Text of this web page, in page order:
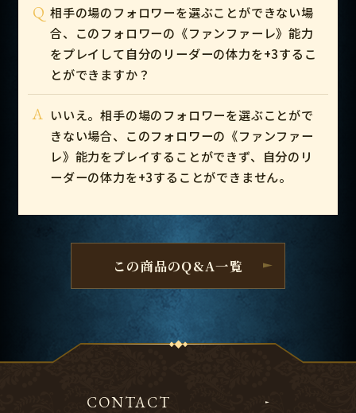
Q 相手の場のフォロワーを選ぶことができない場
合、このフォロワーの《ファンファーレ》能力
をプレイして自分のリーダーの体力を+3するこ
とができますか？
A いいえ。相手の場のフォロワーを選ぶことがで
きない場合、このフォロワーの《ファンファー
レ》能力をプレイすることができず、自分のリ
ーダーの体力を+3することができません。
この商品のQ&A一覧
CONTACT